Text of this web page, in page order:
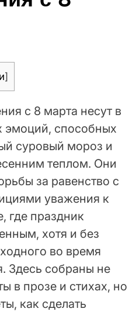
]
с 8 марта несут в
эмоций, способных
суровый мороз и
теплом. Они
за равенство с
уважения к
где праздник
хотя и без
во время
Здесь собраны не
в прозе и стихах, но
как сделать